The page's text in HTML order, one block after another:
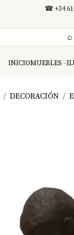
☎ +34
⌕
INICIOMUEBLES
DECORACIÓN